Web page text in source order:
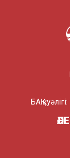
БАҚ